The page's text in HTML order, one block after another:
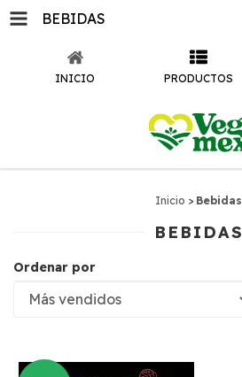
BEBIDAS
INICIO PRODUCTOS
Inicio > Bebidas
BEBIDAS
Ordenar por